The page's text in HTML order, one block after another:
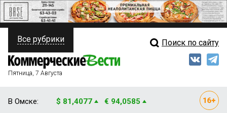
ПОЛИТИКА
ФИНАНСЫ
Свежий выпуск
Все рубрики Поиск по сайту
Пятница, 7 Августа
В Омске: $ 81,4077 € 94,0585